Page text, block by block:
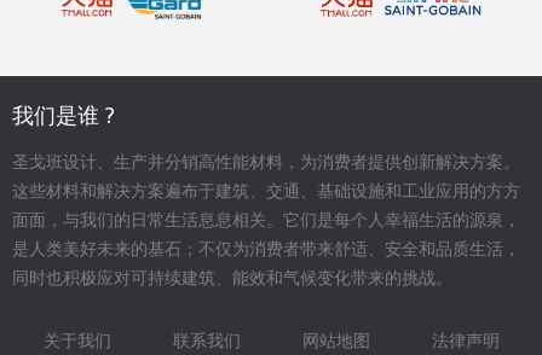
我们是谁 ?
圣戈班设计、生产并分销高性能材料，为消费者提供创新解决方案。
这些材料和解决方案遍布于建筑、交通、基础设施和工业应用的方方
面面，与我们的日常生活息息相关。它们是每个人幸福生活的源泉，
是人类美好未来的基石；不仅为消费者带来舒适、安全和品质生活，
同时也积极应对可持续建筑、能效和气候变化带来的挑战。
关于我们 联系我们 网站地图 法律声明